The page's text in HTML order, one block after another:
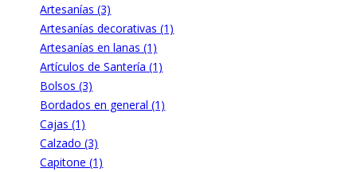
Artesanías (3)
Artesanías decorativas (1)
Artesanías en lanas (1)
Artículos de Santería (1)
Bolsos (3)
Bordados en general (1)
Cajas (1)
Calzado (3)
Capitone (1)